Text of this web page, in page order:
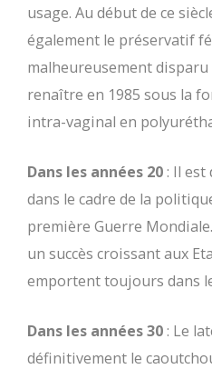
usage. Au début de ce
également le préservatif
malheureusement
renaître en 1985 sous la
intra-vaginal en
Dans les années 20 : Il
dans le cadre de la
première Guerre
un succès croissant aux
emportent toujours dans
Dans les années 30 : Le
définitivement le